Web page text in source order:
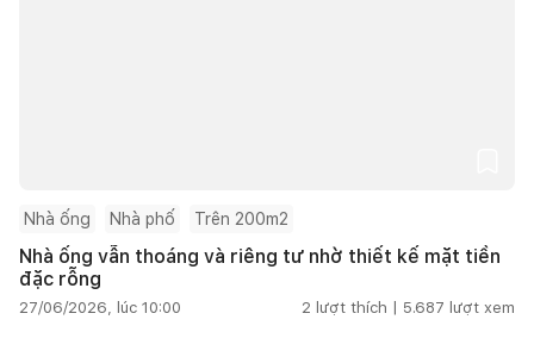
Nhà ống Nhà phố Trên 200m2
Nhà ống vẫn thoáng và riêng tư nhờ thiết kế mặt tiền
đặc rỗng
27/06/2026, lúc 10:00 2 lượt thích | 5.687 lượt xem